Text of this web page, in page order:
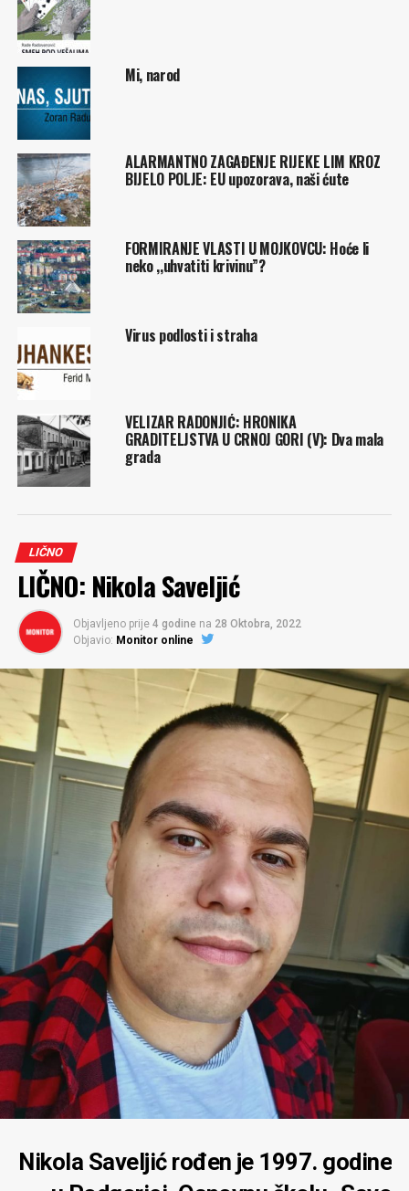
Mi, narod
ALARMANTNO ZAGAĐENJE RIJEKE LIM KROZ
BIJELO POLJE: EU upozorava, naši ćute
FORMIRANJE VLASTI U MOJKOVCU: Hoće li
neko ,,uhvatiti krivinu”?
Virus podlosti i straha
VELIZAR RADONJIĆ: HRONIKA
GRADITELJSTVA U CRNOJ GORI (V): Dva mala
grada
LIČNO
LIČNO: Nikola Saveljić
Objavljeno prije 4 godine na 28 Oktobra, 2022
Objavio: Monitor online
Nikola Saveljić rođen je 1997. godine